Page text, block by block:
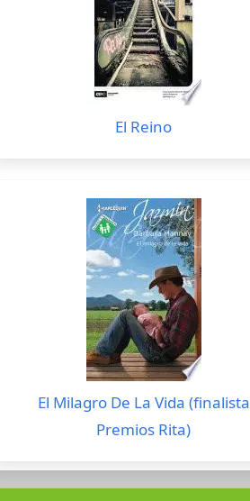
El Reino
El Milagro De La Vida (finalista
Premios Rita)